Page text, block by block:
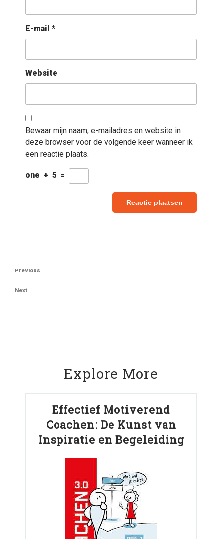
E-mail *
Website
Bewaar mijn naam, e-mailadres en website in
deze browser voor de volgende keer wanneer ik
een reactie plaats.
one + 5 =
Berichtnavigatie
Previous
Previous
Next
Next
Explore More
Effectief Motiverend
Coachen: De Kunst van
Inspiratie en Begeleiding